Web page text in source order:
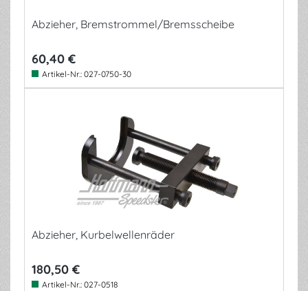
Abzieher, Bremstrommel/Bremsscheibe
60,40 €
Artikel-Nr.: 027-0750-30
Abzieher, Kurbelwellenräder
180,50 €
Artikel-Nr.: 027-0518